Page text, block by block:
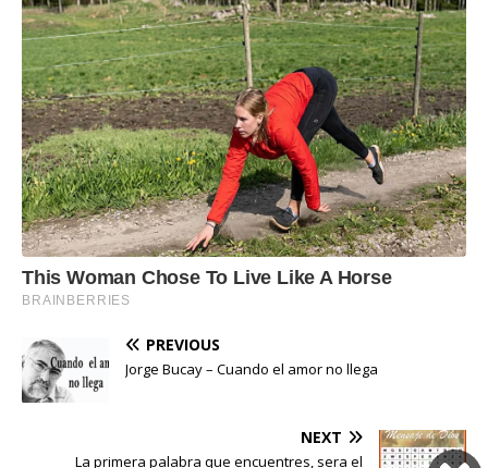
PREVIOUS
Jorge Bucay – Cuando el amor no llega
NEXT
La primera palabra que encuentres, sera el